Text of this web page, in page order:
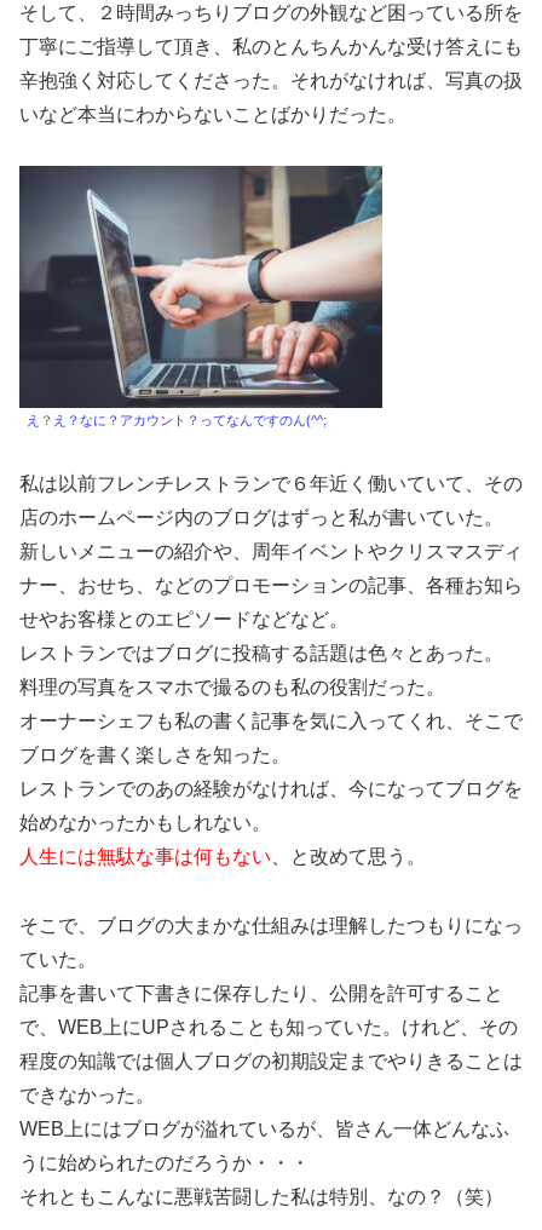
そして、２時間みっちりブログの外観など困っている所を
丁寧にご指導して頂き、私のとんちんかんな受け答えにも
辛抱強く対応してくださった。それがなければ、写真の扱
いなど本当にわからないことばかりだった。
え ？ え？なに？アカウント？ってなんですのん(^^;
私は以前フレンチレストランで６年近く働いていて、その
店のホームページ内のブログはずっと私が書いていた。
新しいメニューの紹介や、周年イベントやクリスマスディ
ナー、おせち、などのプロモーションの記事、各種お知ら
せやお客様とのエピソードなどなど。
レストランではブログに投稿する話題は色々とあった。
料理の写真をスマホで撮るのも私の役割だった。
オーナーシェフも私の書く記事を気に入ってくれ、そこで
ブログを書く楽しさを知った。
レストランでのあの経験がなければ、今になってブログを
始めなかったかもしれない。
人生には無駄な事は何もない 、と改めて思う。
そこで、ブログの大まかな仕組みは理解したつもりになっ
ていた。
記事を書いて下書きに保存したり、公開を許可すること
で、WEB上にUPされることも知っていた。けれど、その
程度の知識では個人ブログの初期設定までやりきることは
できなかった。
WEB上にはブログが溢れているが、皆さん一体どんなふ
うに始められたのだろうか・・・
それともこんなに悪戦苦闘した私は特別、なの？（笑）